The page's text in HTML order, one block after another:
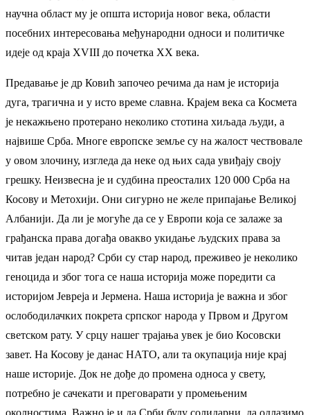
научна област му је општа историја новог века, области
посебних интересовања међународни односи и политичке
идеје од краја XVIII до почетка XX века.
Предавање је др Ковић започео речима да нам је историја
дуга, трагична и у исто време славна. Крајем века са Космета
је некажњено протерано неколико стотина хиљада људи, а
највише Срба. Многе европске земље су на жалост чествовале
у овом злочину, изгледа да неке од њих сада увиђају своју
грешку. Неизвесна је и судбина преосталих 120 000 Срба на
Косову и Метохији. Они сигурно не желе припајање Великој
Албанији. Да ли је могуће да се у Европи која се залаже за
грађанска права догађа овакво укидање људских права за
читав један народ? Срби су стар народ, преживео је неколико
геноцида и због тога се наша историја може поредити са
историјом Јевреја и Јермена. Наша историја је важна и због
ослободилачких покрета српског народа у Првом и Другом
светском рату. У срцу нашег трајања увек је био Косовски
завет. На Косову је данас НАТО, али та окупација није крај
наше историје. Док не дође до промена односа у свету,
потребно је сачекати и преговарати у промењеним
околностима. Важно је и да Срби буду солидарни, да одлазимо